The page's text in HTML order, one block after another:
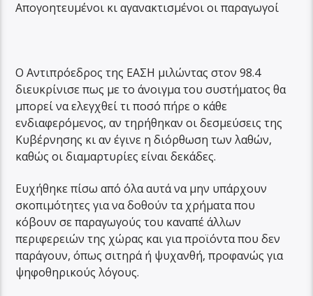
Απογοητευμένοι κι αγανακτισμένοι οι παραγωγοί
Ο Αντιπρόεδρος της ΕΑΣΗ μιλώντας στον 98.4
διευκρίνισε πως με το άνοιγμα του συστήματος θα
μπορεί να ελεγχθεί τι ποσό πήρε ο κάθε
ενδιαφερόμενος, αν τηρήθηκαν οι δεσμεύσεις της
Κυβέρνησης κι αν έγινε η διόρθωση των λαθών,
καθώς οι διαμαρτυρίες είναι δεκάδες.
Ευχήθηκε πίσω από όλα αυτά να μην υπάρχουν
σκοπιμότητες για να δοθούν τα χρήματα που
κόβουν σε παραγωγούς του καναπέ άλλων
περιφερειών της χώρας και για προϊόντα που δεν
παράγουν, όπως σιτηρά ή ψυχανθή, προφανώς για
ψηφοθηρικούς λόγους.